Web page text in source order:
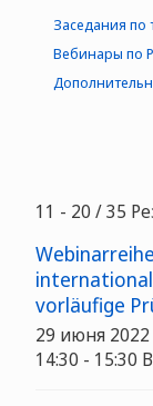
Заседания по
Вебинары по
11 - 20 / 35
vorläufige
29 июня 2022
14:30 - 15:30